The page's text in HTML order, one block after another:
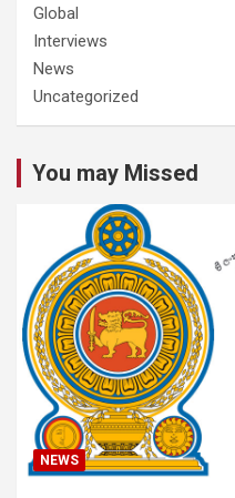
Global
Interviews
News
Uncategorized
You may Missed
NEWS